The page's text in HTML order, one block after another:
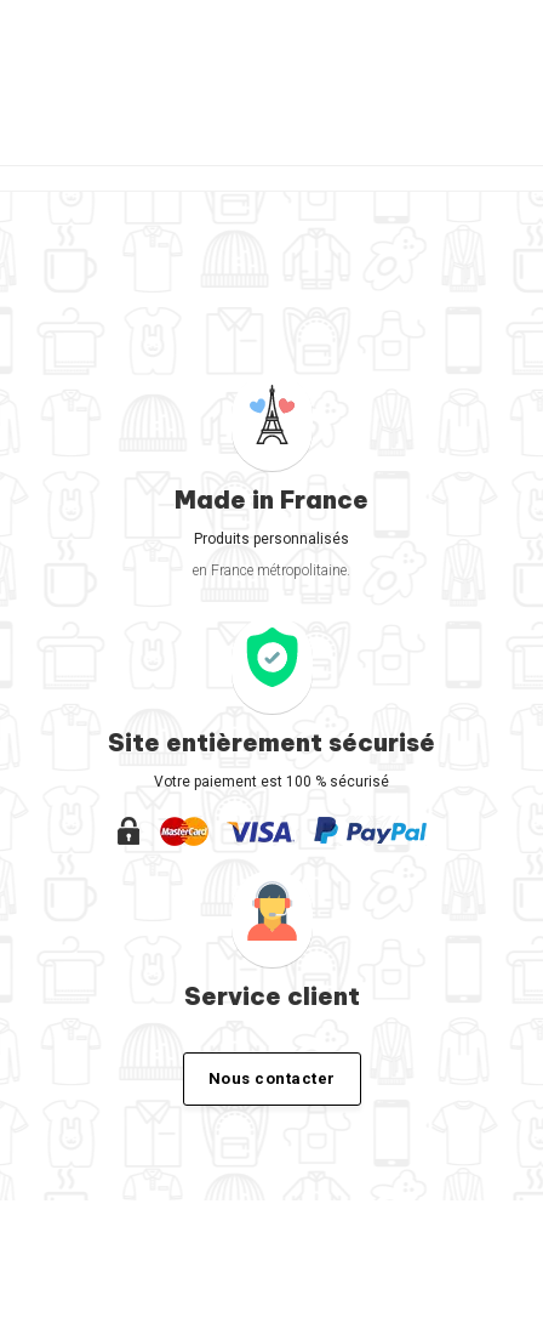
Made in France
Produits personnalisés
en France métropolitaine.
Site entièrement sécurisé
Votre paiement est 100 % sécurisé
Service client
Nous contacter